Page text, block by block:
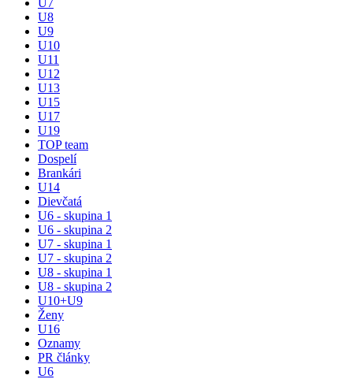
U8
U9
U10
U11
U12
U13
U15
U17
U19
TOP team
Dospelí
Brankári
U14
Dievčatá
U6 - skupina 1
U6 - skupina 2
U7 - skupina 1
U7 - skupina 2
U8 - skupina 1
U8 - skupina 2
U10+U9
Ženy
U16
Oznamy
PR články
U6